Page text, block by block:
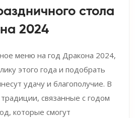
стола
2024
меню на год Дракона 2024,
этого года и подобрать
удачу и благополучие. В
связанные с годом
которые смогут